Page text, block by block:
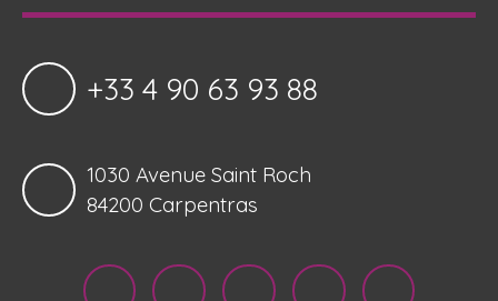
+33 4 90 63 93 88
1030 Avenue Saint Roch
84200 Carpentras